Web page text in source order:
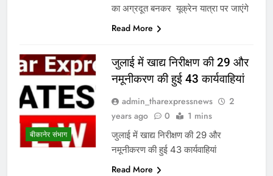
का अग्रदूत बनकर यूक्रेन यात्रा पर जाएंगे
Read More
बीकानेर संभाग
जुलाई में खाद्य निरीक्षण की 29 और
नमूनीकरण की हुई 43 कार्यवाहियां
admin_tharexpressnews
2
years ago
0 1 mins
जुलाई में खाद्य निरीक्षण की 29 और
नमूनीकरण की हुई 43 कार्यवाहियां
Read More